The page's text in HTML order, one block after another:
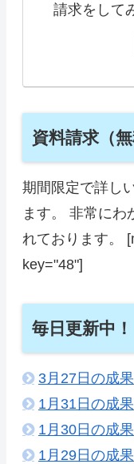
請求をして
資料請求（無
期間限定で詳し
ます。 非常にわ
れております。
key="48"]
毎日更新中！
3月27日の成果
1月31日の成果
1月30日の成果
1月29日の成果